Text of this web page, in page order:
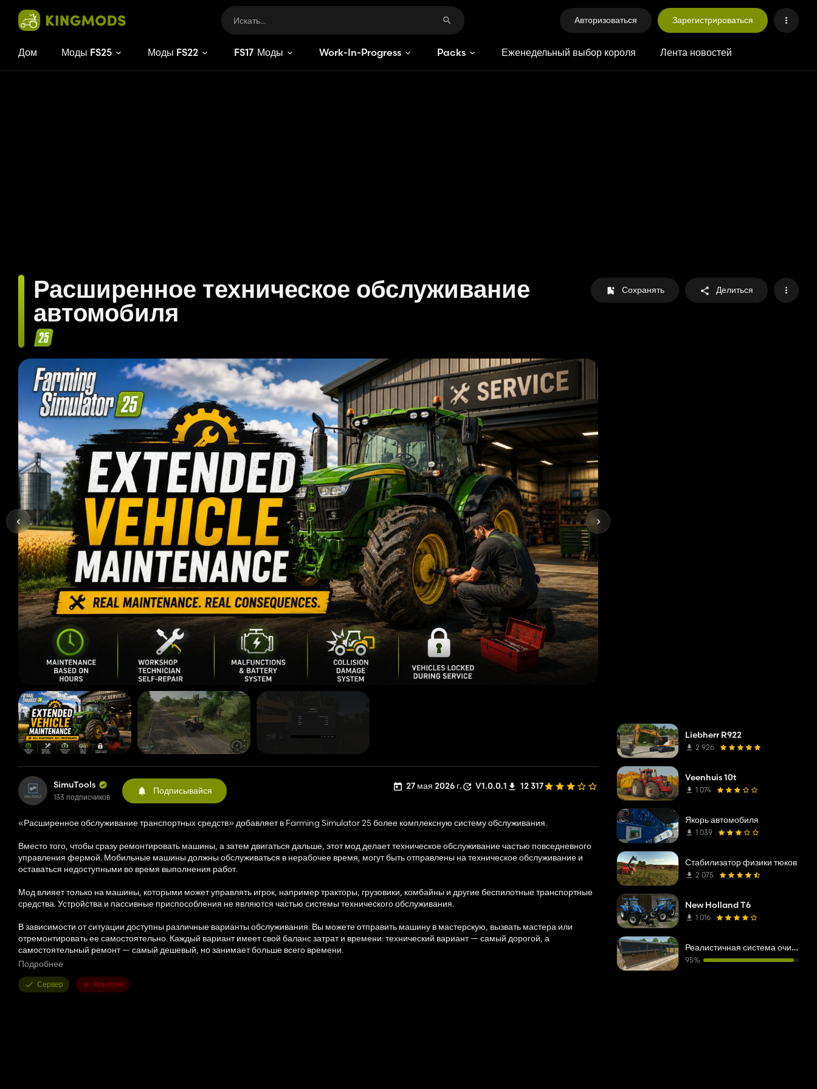
Авторизоваться Зарегистрироваться
Дом Моды FS25 Моды FS22 FS17 Моды Work-In-Progress Packs Еженедельный выбор короля Лента новостей
Расширенное техническое обслуживание
автомобиля
Сохранять Делиться
SimuTools
133 подписчиков
Подписывайся 27 мая 2026 г. V1.0.0.1 12 317
«Расширенное обслуживание транспортных средств» добавляет в Farming Simulator 25 более комплексную систему обслуживания.
Вместо того, чтобы сразу ремонтировать машины, а затем двигаться дальше, этот мод делает техническое обслуживание частью повседневного
управления фермой. Мобильные машины должны обслуживаться в нерабочее время, могут быть отправлены на техническое обслуживание и
оставаться недоступными во время выполнения работ.
Мод влияет только на машины, которыми может управлять игрок, например тракторы, грузовики, комбайны и другие беспилотные транспортные
средства. Устройства и пассивные приспособления не являются частью системы технического обслуживания.
В зависимости от ситуации доступны различные варианты обслуживания. Вы можете отправить машину в мастерскую, вызвать мастера или
отремонтировать ее самостоятельно. Каждый вариант имеет свой баланс затрат и времени: технический вариант — самый дорогой, а
самостоятельный ремонт — самый дешевый, но занимает больше всего времени.
проблемы с двигателем, ошибки режима скорости/аварийного режима, спущенные шины или проблемы с аккумулятором. Плохо обслуживаемые
машины могут стать ненадежными и вызвать проблемы в работе.
Подробнее
Сервер Консоли
Liebherr R922
2 926
Veenhuis 10t
1 074
Якорь автомобиля
1 039
Стабилизатор физики тюков
2 075
New Holland T6
1 016
Реалистичная система очистки навоза
95%